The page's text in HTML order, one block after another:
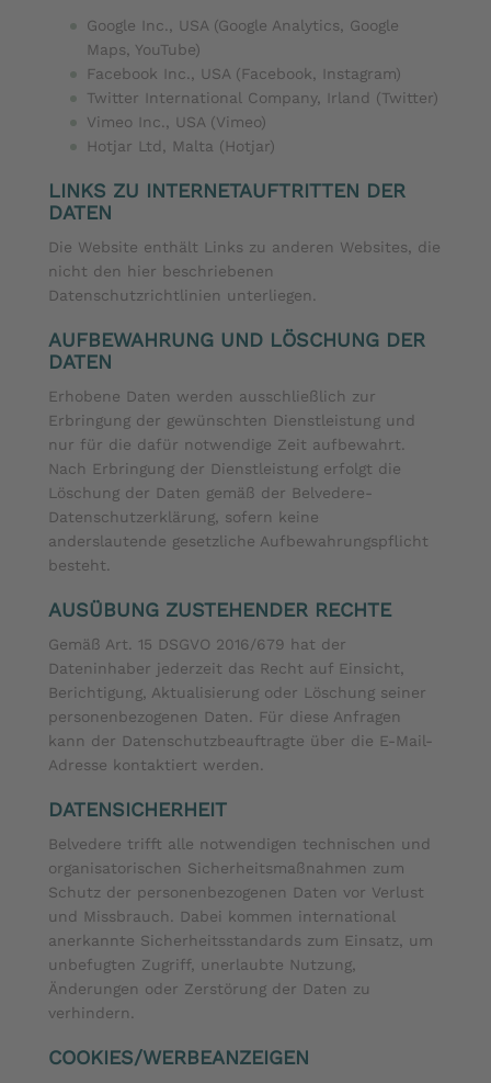
Google Inc., USA (Google Analytics, Google
Maps, YouTube)
Facebook Inc., USA (Facebook, Instagram)
Twitter International Company, Irland (Twitter)
Vimeo Inc., USA (Vimeo)
Hotjar Ltd, Malta (Hotjar)
LINKS ZU INTERNETAUFTRITTEN DER
DATEN
Die Website enthält Links zu anderen Websites, die
nicht den hier beschriebenen
Datenschutzrichtlinien unterliegen.
AUFBEWAHRUNG UND LÖSCHUNG DER
DATEN
Erhobene Daten werden ausschließlich zur
Erbringung der gewünschten Dienstleistung und
nur für die dafür notwendige Zeit aufbewahrt.
Nach Erbringung der Dienstleistung erfolgt die
Löschung der Daten gemäß der Belvedere-
Datenschutzerklärung, sofern keine
anderslautende gesetzliche Aufbewahrungspflicht
besteht.
AUSÜBUNG ZUSTEHENDER RECHTE
Gemäß Art. 15 DSGVO 2016/679 hat der
Dateninhaber jederzeit das Recht auf Einsicht,
Berichtigung, Aktualisierung oder Löschung seiner
personenbezogenen Daten. Für diese Anfragen
kann der Datenschutzbeauftragte über die E-Mail-
Adresse kontaktiert werden.
DATENSICHERHEIT
Belvedere trifft alle notwendigen technischen und
organisatorischen Sicherheitsmaßnahmen zum
Schutz der personenbezogenen Daten vor Verlust
und Missbrauch. Dabei kommen international
anerkannte Sicherheitsstandards zum Einsatz, um
unbefugten Zugriff, unerlaubte Nutzung,
Änderungen oder Zerstörung der Daten zu
verhindern.
COOKIES/WERBEANZEIGEN